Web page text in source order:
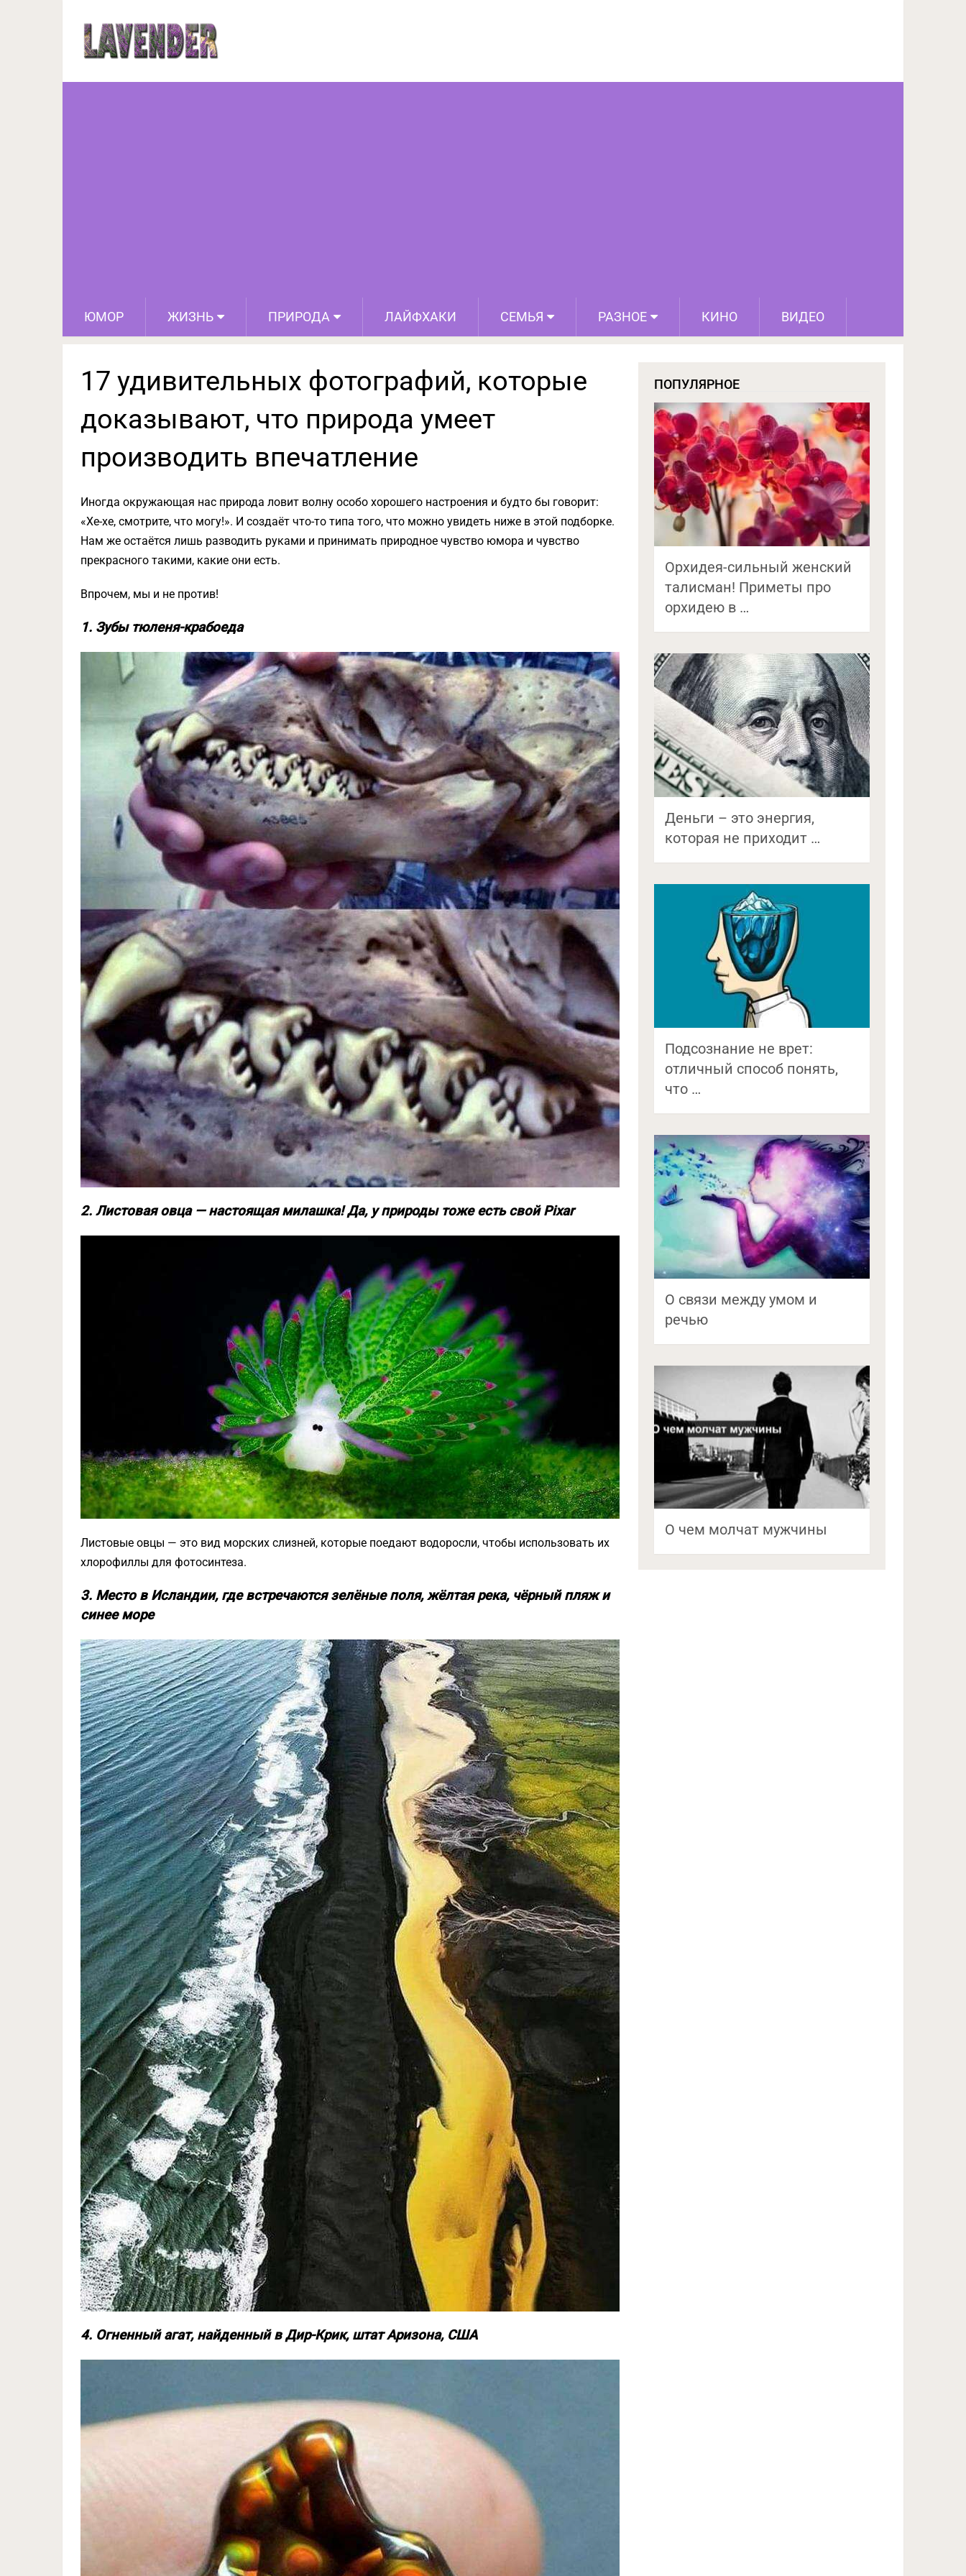
ЮМОР ЖИЗНЬ ПРИРОДА ЛАЙФХАКИ СЕМЬЯ РАЗНОЕ КИНО ВИДЕО
17 удивительных фотографий, которые доказывают, что
17 удивительных фотографий, которые
доказывают, что природа умеет
производить впечатление
Иногда окружающая нас природа ловит волну особо хорошего настроения и будто бы говорит:
«Хе-хе, смотрите, что могу!». И создаёт что-то типа того, что можно увидеть ниже в этой подборке.
Нам же остаётся лишь разводить руками и принимать природное чувство юмора и чувство
прекрасного такими, какие они есть.
Впрочем, мы и не против!
1. Зубы тюленя-крабоеда
2. Листовая овца — настоящая милашка! Да, у природы тоже есть свой Pixar
Листовые овцы — это вид морских слизней, которые поедают водоросли, чтобы использовать их
хлорофиллы для фотосинтеза.
3. Место в Исландии, где встречаются зелёные поля, жёлтая река, чёрный пляж и
синее море
4. Огненный агат, найденный в Дир-Крик, штат Аризона, США
ПОПУЛЯРНОЕ
Орхидея-сильный женский
талисман! Приметы про
орхидею в …
Деньги – это энергия,
которая не приходит …
Подсознание не врет:
отличный способ понять,
что …
О связи между умом и
речью
О чем молчат мужчины